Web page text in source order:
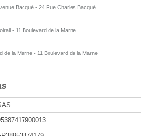
Bacqué - 24 Rue Charles Bacqué
- 11 Boulevard de la Marne
de la Marne - 11 Boulevard de la Marne